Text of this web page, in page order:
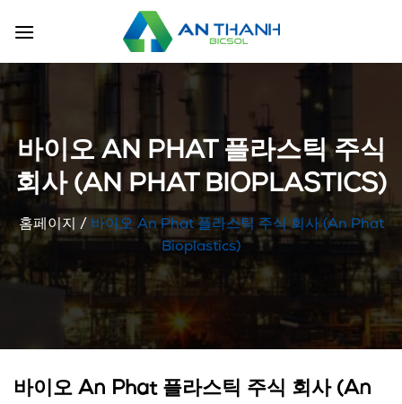
바이오 AN PHAT 플라스틱 주식
회사 (AN PHAT BIOPLASTICS)
홈페이지 / 바이오 An Phat 플라스틱 주식 회사 (An Phat
Bioplastics)
바이오 An Phat 플라스틱 주식 회사 (An